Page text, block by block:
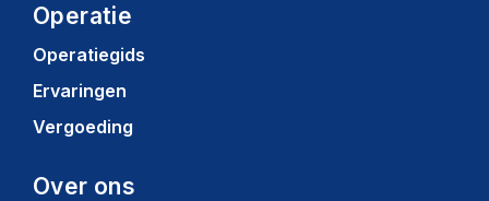
Operatie
Operatiegids
Ervaringen
Vergoeding
Over ons